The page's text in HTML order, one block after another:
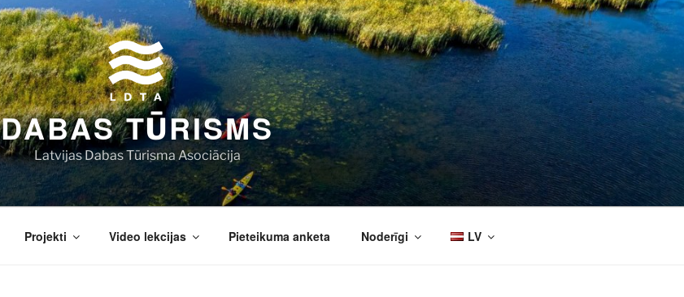
DABAS TŪRISMS
Latvijas Dabas Tūrisma Asociācija
Projekti Video lekcijas Pieteikuma anketa Noderīgi LV